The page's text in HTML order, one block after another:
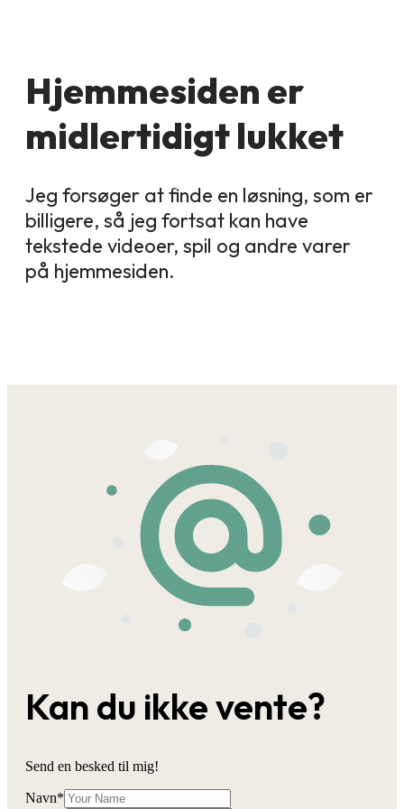
Hjemmesiden er
midlertidigt lukket
Jeg forsøger at finde en løsning, som er
billigere, så jeg fortsat kan have
tekstede videoer, spil og andre varer
på hjemmesiden.
Kan du ikke vente?
Send en besked til mig!
Navn*